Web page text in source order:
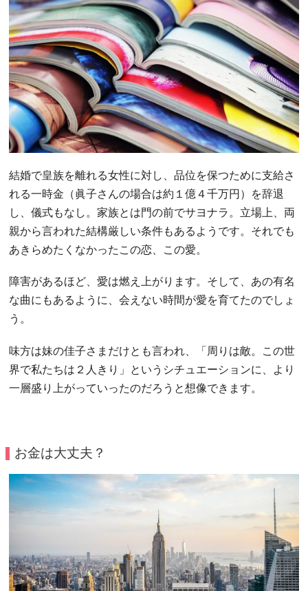
結婚で皇族を離れる女性に対し、品位を保つために支給さ
れる一時金（眞子さんの場合は約１億４千万円）を辞退
し、儀式もなし。家族とは門の前でサヨナラ。立場上、両
親から言われた結構厳しい条件もあるようです。それでも
あきらめたくなかったこの恋、この愛。
障害があるほど、愛は燃え上がります。そして、あの有名
な曲にもあるように、会えない時間が愛を育てたのでしょ
う。
味方は妹の佳子さまだけとも言われ、「周りは敵。この世
界で私たちは２人きり」というシチュエーションに、より
一層盛り上がっていったのだろうと想像できます。
お金は大丈夫？